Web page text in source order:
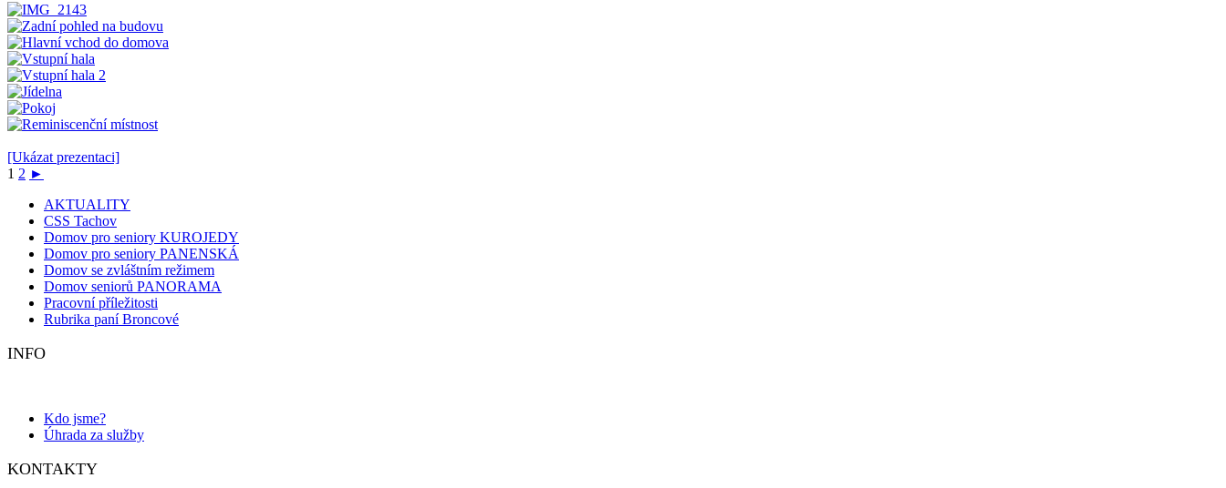
[Ukázat prezentaci]
1 2 ►
AKTUALITY
CSS Tachov
Domov pro seniory KUROJEDY
Domov pro seniory PANENSKÁ
Domov se zvláštním režimem
Domov seniorů PANORAMA
Pracovní příležitosti
Rubrika paní Broncové
INFO
Kdo jsme?
Úhrada za služby
KONTAKTY